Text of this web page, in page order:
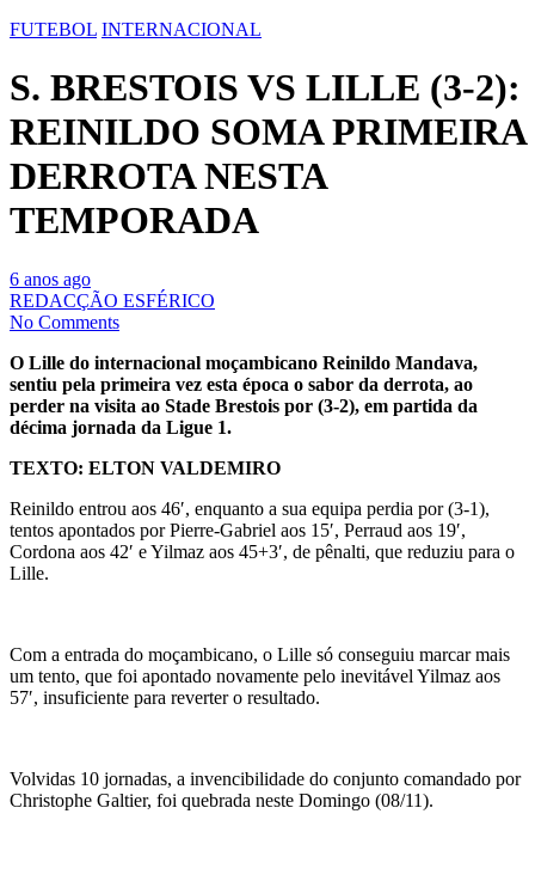
FUTEBOL INTERNACIONAL
S. BRESTOIS VS LILLE (3-2):
REINILDO SOMA PRIMEIRA
DERROTA NESTA
TEMPORADA
6 anos ago
REDACÇÃO ESFÉRICO
No Comments
O Lille do internacional moçambicano Reinildo Mandava,
sentiu pela primeira vez esta época o sabor da derrota, ao
perder na visita ao Stade Brestois por (3-2), em partida da
décima jornada da Ligue 1.
TEXTO: ELTON VALDEMIRO
Reinildo entrou aos 46′, enquanto a sua equipa perdia por (3-1),
tentos apontados por Pierre-Gabriel aos 15′, Perraud aos 19′,
Cordona aos 42′ e Yilmaz aos 45+3′, de pênalti, que reduziu para o
Lille.
Com a entrada do moçambicano, o Lille só conseguiu marcar mais
um tento, que foi apontado novamente pelo inevitável Yilmaz aos
57′, insuficiente para reverter o resultado.
Volvidas 10 jornadas, a invencibilidade do conjunto comandado por
Christophe Galtier, foi quebrada neste Domingo (08/11).